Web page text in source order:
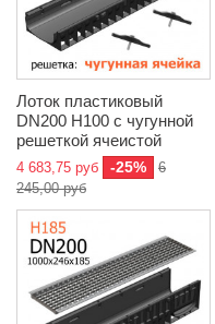
Лоток пластиковый
DN200 H100 с чугунной
решеткой ячеистой
4 683,75 руб -25%
6
245,00 руб